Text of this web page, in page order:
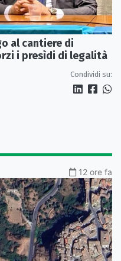
al cantiere di
i presìdi di legalità
Condividi su:
12 ore fa